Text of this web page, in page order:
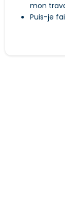
mon
Puis-je